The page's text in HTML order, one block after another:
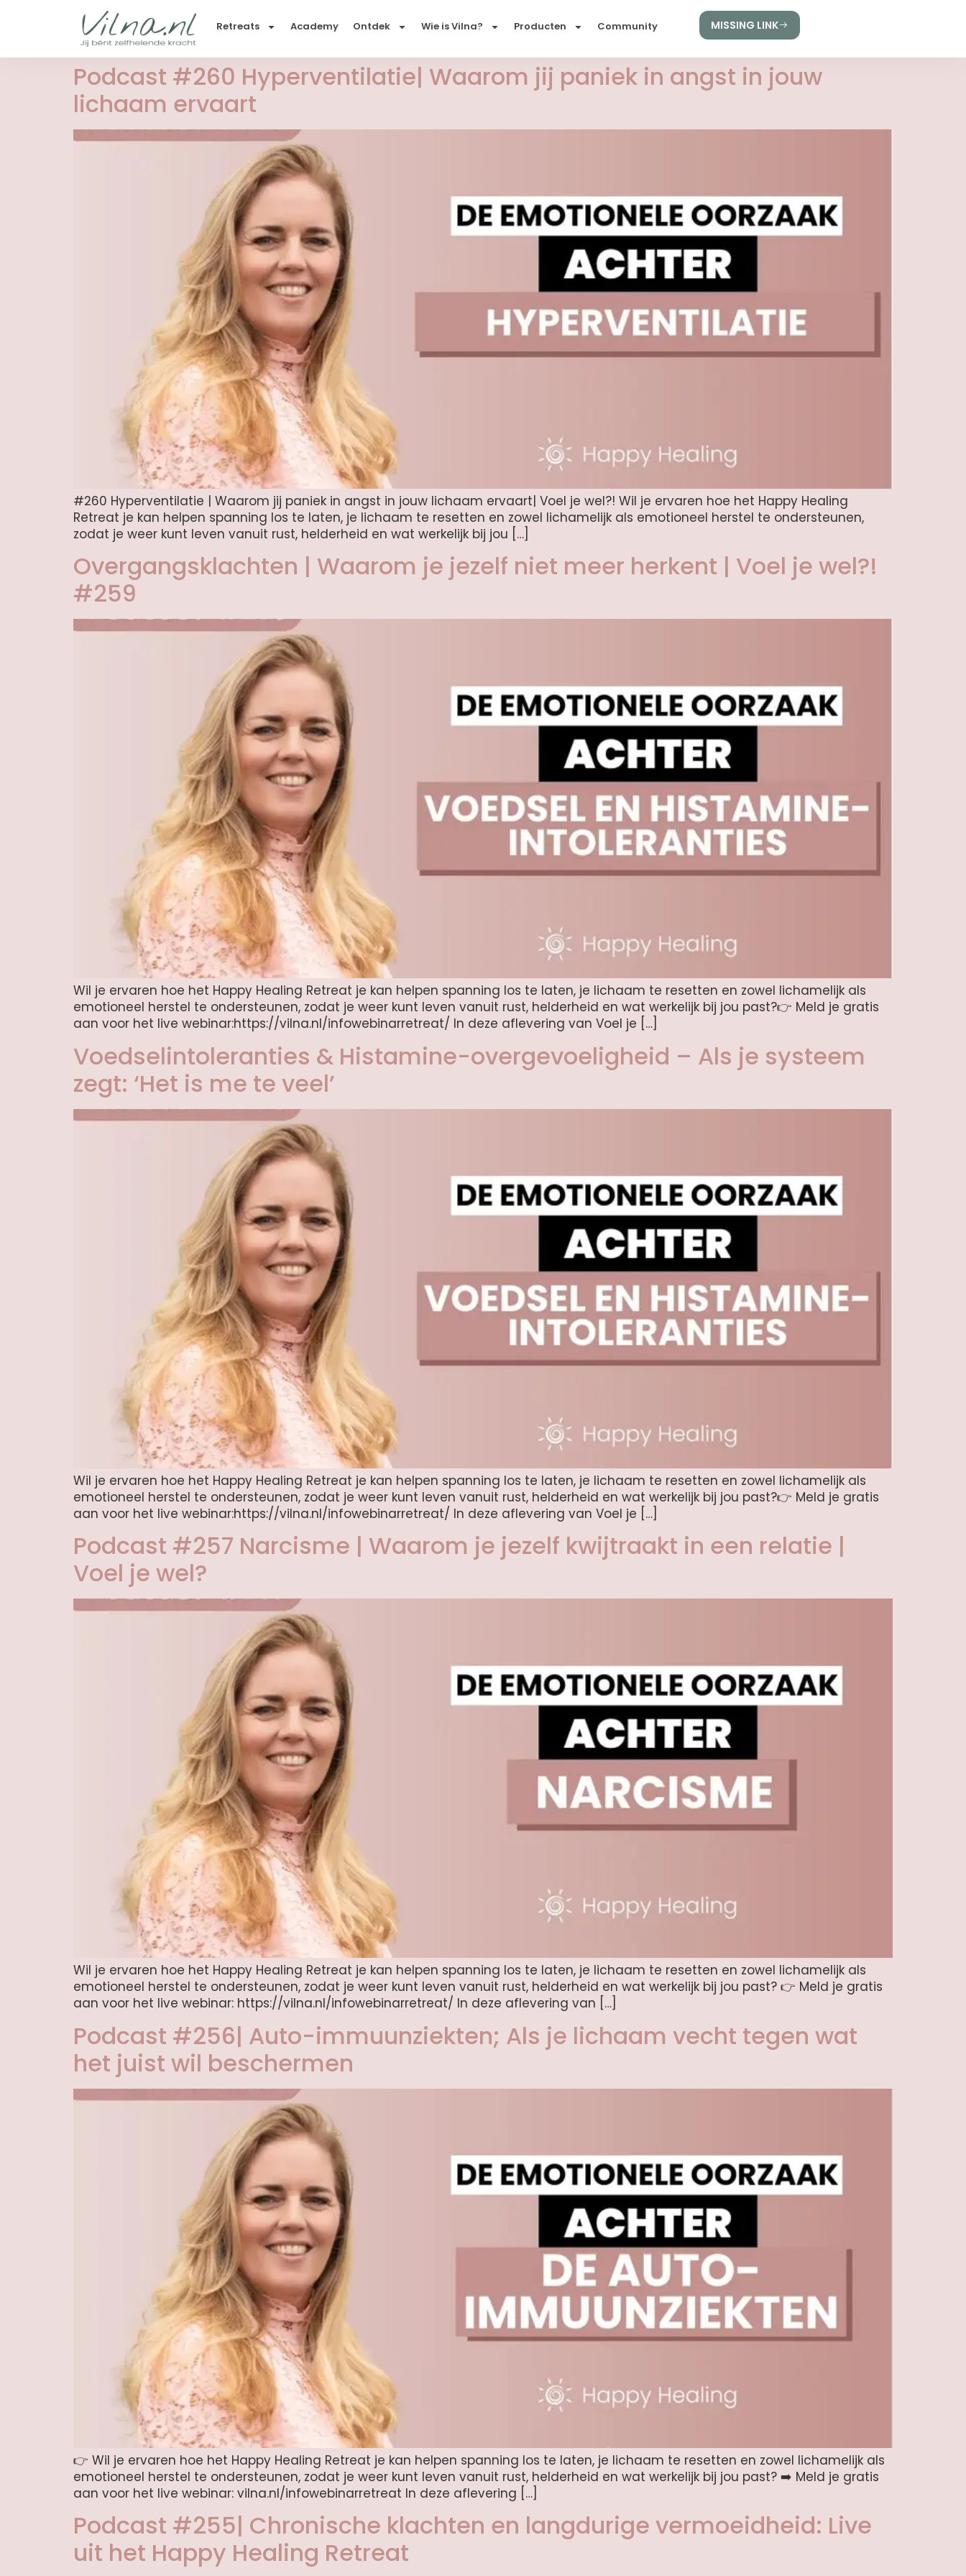
Retreats Academy Ontdek Wie is Vilna? Producten Community MISSING LINK
Podcast #260 Hyperventilatie| Waarom jij paniek in angst in jouw
lichaam ervaart
#260 Hyperventilatie | Waarom jij paniek in angst in jouw lichaam ervaart| Voel je wel?! Wil je ervaren hoe het Happy Healing
Retreat je kan helpen spanning los te laten, je lichaam te resetten en zowel lichamelijk als emotioneel herstel te ondersteunen,
zodat je weer kunt leven vanuit rust, helderheid en wat werkelijk bij jou […]
Overgangsklachten | Waarom je jezelf niet meer herkent | Voel je wel?!
#259
Wil je ervaren hoe het Happy Healing Retreat je kan helpen spanning los te laten, je lichaam te resetten en zowel lichamelijk als
emotioneel herstel te ondersteunen, zodat je weer kunt leven vanuit rust, helderheid en wat werkelijk bij jou past?👉 Meld je gratis
aan voor het live webinar:https://vilna.nl/infowebinarretreat/ In deze aflevering van Voel je […]
Voedselintoleranties & Histamine-overgevoeligheid – Als je systeem
zegt: ‘Het is me te veel’
Wil je ervaren hoe het Happy Healing Retreat je kan helpen spanning los te laten, je lichaam te resetten en zowel lichamelijk als
emotioneel herstel te ondersteunen, zodat je weer kunt leven vanuit rust, helderheid en wat werkelijk bij jou past?👉 Meld je gratis
aan voor het live webinar:https://vilna.nl/infowebinarretreat/ In deze aflevering van Voel je […]
Podcast #257 Narcisme | Waarom je jezelf kwijtraakt in een relatie |
Voel je wel?
Wil je ervaren hoe het Happy Healing Retreat je kan helpen spanning los te laten, je lichaam te resetten en zowel lichamelijk als
emotioneel herstel te ondersteunen, zodat je weer kunt leven vanuit rust, helderheid en wat werkelijk bij jou past? 👉 Meld je gratis
aan voor het live webinar: https://vilna.nl/infowebinarretreat/ In deze aflevering van […]
Podcast #256| Auto-immuunziekten; Als je lichaam vecht tegen wat
het juist wil beschermen
👉 Wil je ervaren hoe het Happy Healing Retreat je kan helpen spanning los te laten, je lichaam te resetten en zowel lichamelijk als
emotioneel herstel te ondersteunen, zodat je weer kunt leven vanuit rust, helderheid en wat werkelijk bij jou past? ➡️ Meld je gratis
aan voor het live webinar: vilna.nl/infowebinarretreat In deze aflevering […]
Podcast #255| Chronische klachten en langdurige vermoeidheid: Live
uit het Happy Healing Retreat